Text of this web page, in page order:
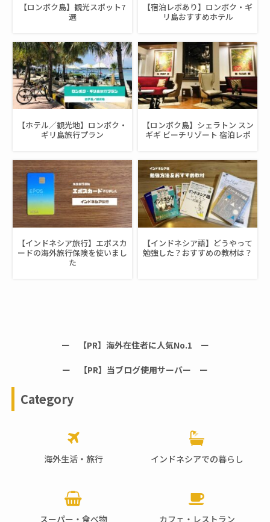
【ロンボク島】観光スポット7
選
【宿泊レポあり】ロンボク・ギ
リ島おすすめホテル
【ホテル／観光地】ロンボク・
ギリ島旅行プラン
【ロンボク島】シェラトン スン
ギギ ビーチリゾート 宿泊レポ
【インドネシア旅行】エポスカ
ードの海外旅行保険を使いまし
た
【インドネシア語】どうやって
勉強した？おすすめの教材は？
ー 【PR】海外在住者に人気No.1 ー
ー 【PR】当ブログ使用サーバー ー
Category
海外生活・旅行 インドネシアでの暮らし
スーパー・食べ物 カフェ・レストラン